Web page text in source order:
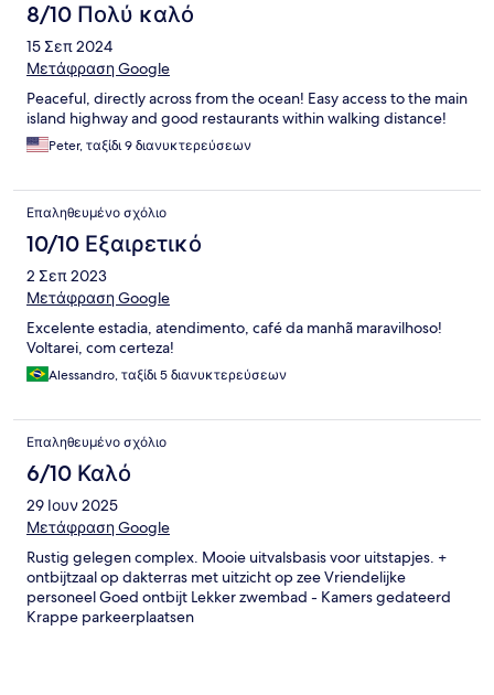
8/10 Πολύ καλό
15 Σεπ 2024
Μετάφραση Google
Peaceful, directly across from the ocean! Easy access to the main
island highway and good restaurants within walking distance!
Peter, ταξίδι 9 διανυκτερεύσεων
Επαληθευμένο σχόλιο
10/10 Εξαιρετικό
2 Σεπ 2023
Μετάφραση Google
Excelente estadia, atendimento, café da manhã maravilhoso!
Voltarei, com certeza!
Alessandro, ταξίδι 5 διανυκτερεύσεων
Επαληθευμένο σχόλιο
6/10 Καλό
29 Ιουν 2025
Μετάφραση Google
Rustig gelegen complex. Mooie uitvalsbasis voor uitstapjes. +
ontbijtzaal op dakterras met uitzicht op zee Vriendelijke
personeel Goed ontbijt Lekker zwembad - Kamers gedateerd
Krappe parkeerplaatsen